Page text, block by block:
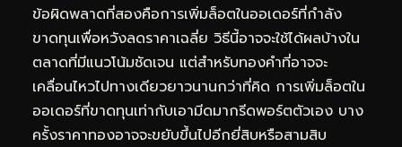
ข้อผิดพลาดที่สองคือการเพิ่มล็อตในออเดอร์ที่กำลัง
ขาดทุนเพื่อหวังลดราคาเฉลี่ย วิธีนี้อาจจะใช้ได้ผลบ้างใน
ตลาดที่มีแนวโน้มชัดเจน แต่สำหรับทองคำที่อาจจะ
เคลื่อนไหวไปทางเดียวยาวนานกว่าที่คิด การเพิ่มล็อตใน
ออเดอร์ที่ขาดทุนเท่ากับเอามีดมากรีดพอร์ตตัวเอง บาง
ครั้งราคาทองอาจจะขยับขึ้นไปอีกยี่สิบหรือสามสิบ